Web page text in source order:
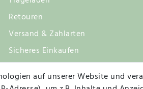
Retouren
Versand & Zahlarten
Sicheres Einkaufen
auf unserer Website und